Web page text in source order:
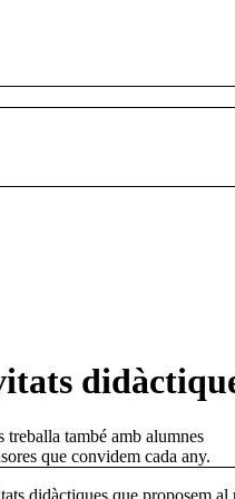
també amb alumnes
que convidem cada any.
didàctiques que proposem al